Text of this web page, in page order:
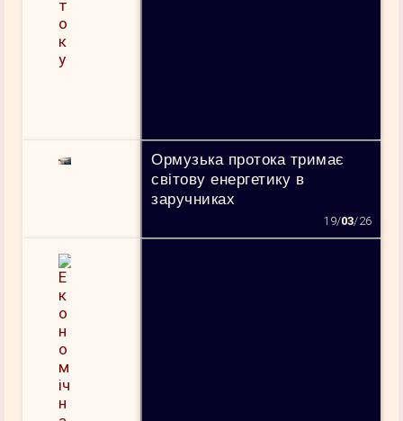
Ормузька протока тримає
світову енергетику в
заручниках
19/03/26